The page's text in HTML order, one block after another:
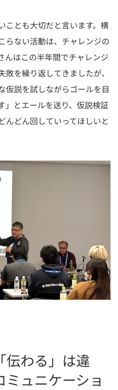
ことも大切だと言います。横
らない活動は、チャレンジの
んはこの半年間でチャレンジ
を繰り返してきましたが、
仮説を試しながらゴールを目
」とエールを送り、仮説検証
んどん回していってほしいと
伝わる」は違
ミュニケーショ